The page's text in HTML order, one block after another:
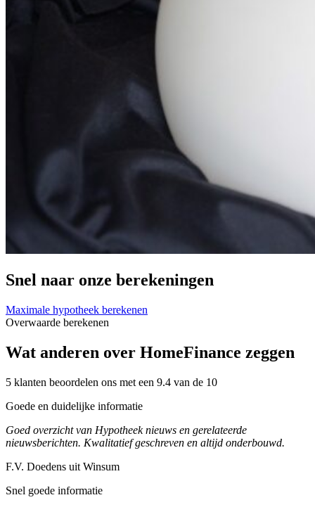
Snel naar onze berekeningen
Maximale hypotheek berekenen
Overwaarde berekenen
Wat anderen over HomeFinance zeggen
5 klanten beoordelen ons met een 9.4 van de 10
Goede en duidelijke informatie
Goed overzicht van Hypotheek nieuws en gerelateerde
nieuwsberichten. Kwalitatief geschreven en altijd onderbouwd.
F.V. Doedens uit Winsum
Snel goede informatie